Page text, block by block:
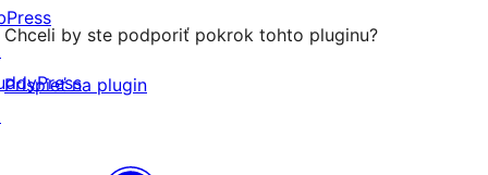
Chceli by ste podporiť pokrok tohto pluginu?
Prispieť na plugin